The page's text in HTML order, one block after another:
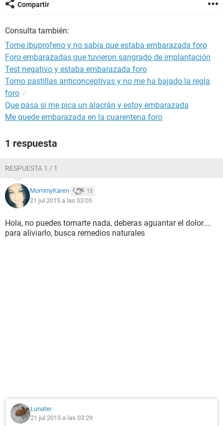
Compartir
Consulta también:
Tome ibuprofeno y no sabía que estaba embarazada foro
Foro embarazadas que tuvieron sangrado de implantación
Test negativo y estaba embarazada foro
Tomo pastillas anticonceptivas y no me ha bajado la regla
foro ✓
Que pasa si me pica un alacrán y estoy embarazada
Me quede embarazada en la cuarentena foro
1 respuesta
RESPUESTA 1 / 1
MommyKaren 13
21 jul 2015 a las 03:05
Hola, no puedes tomarte nada, deberas aguantar el dolor....
para aliviarlo, busca remedios naturales
Lunater
21 jul 2015 a las 03:29